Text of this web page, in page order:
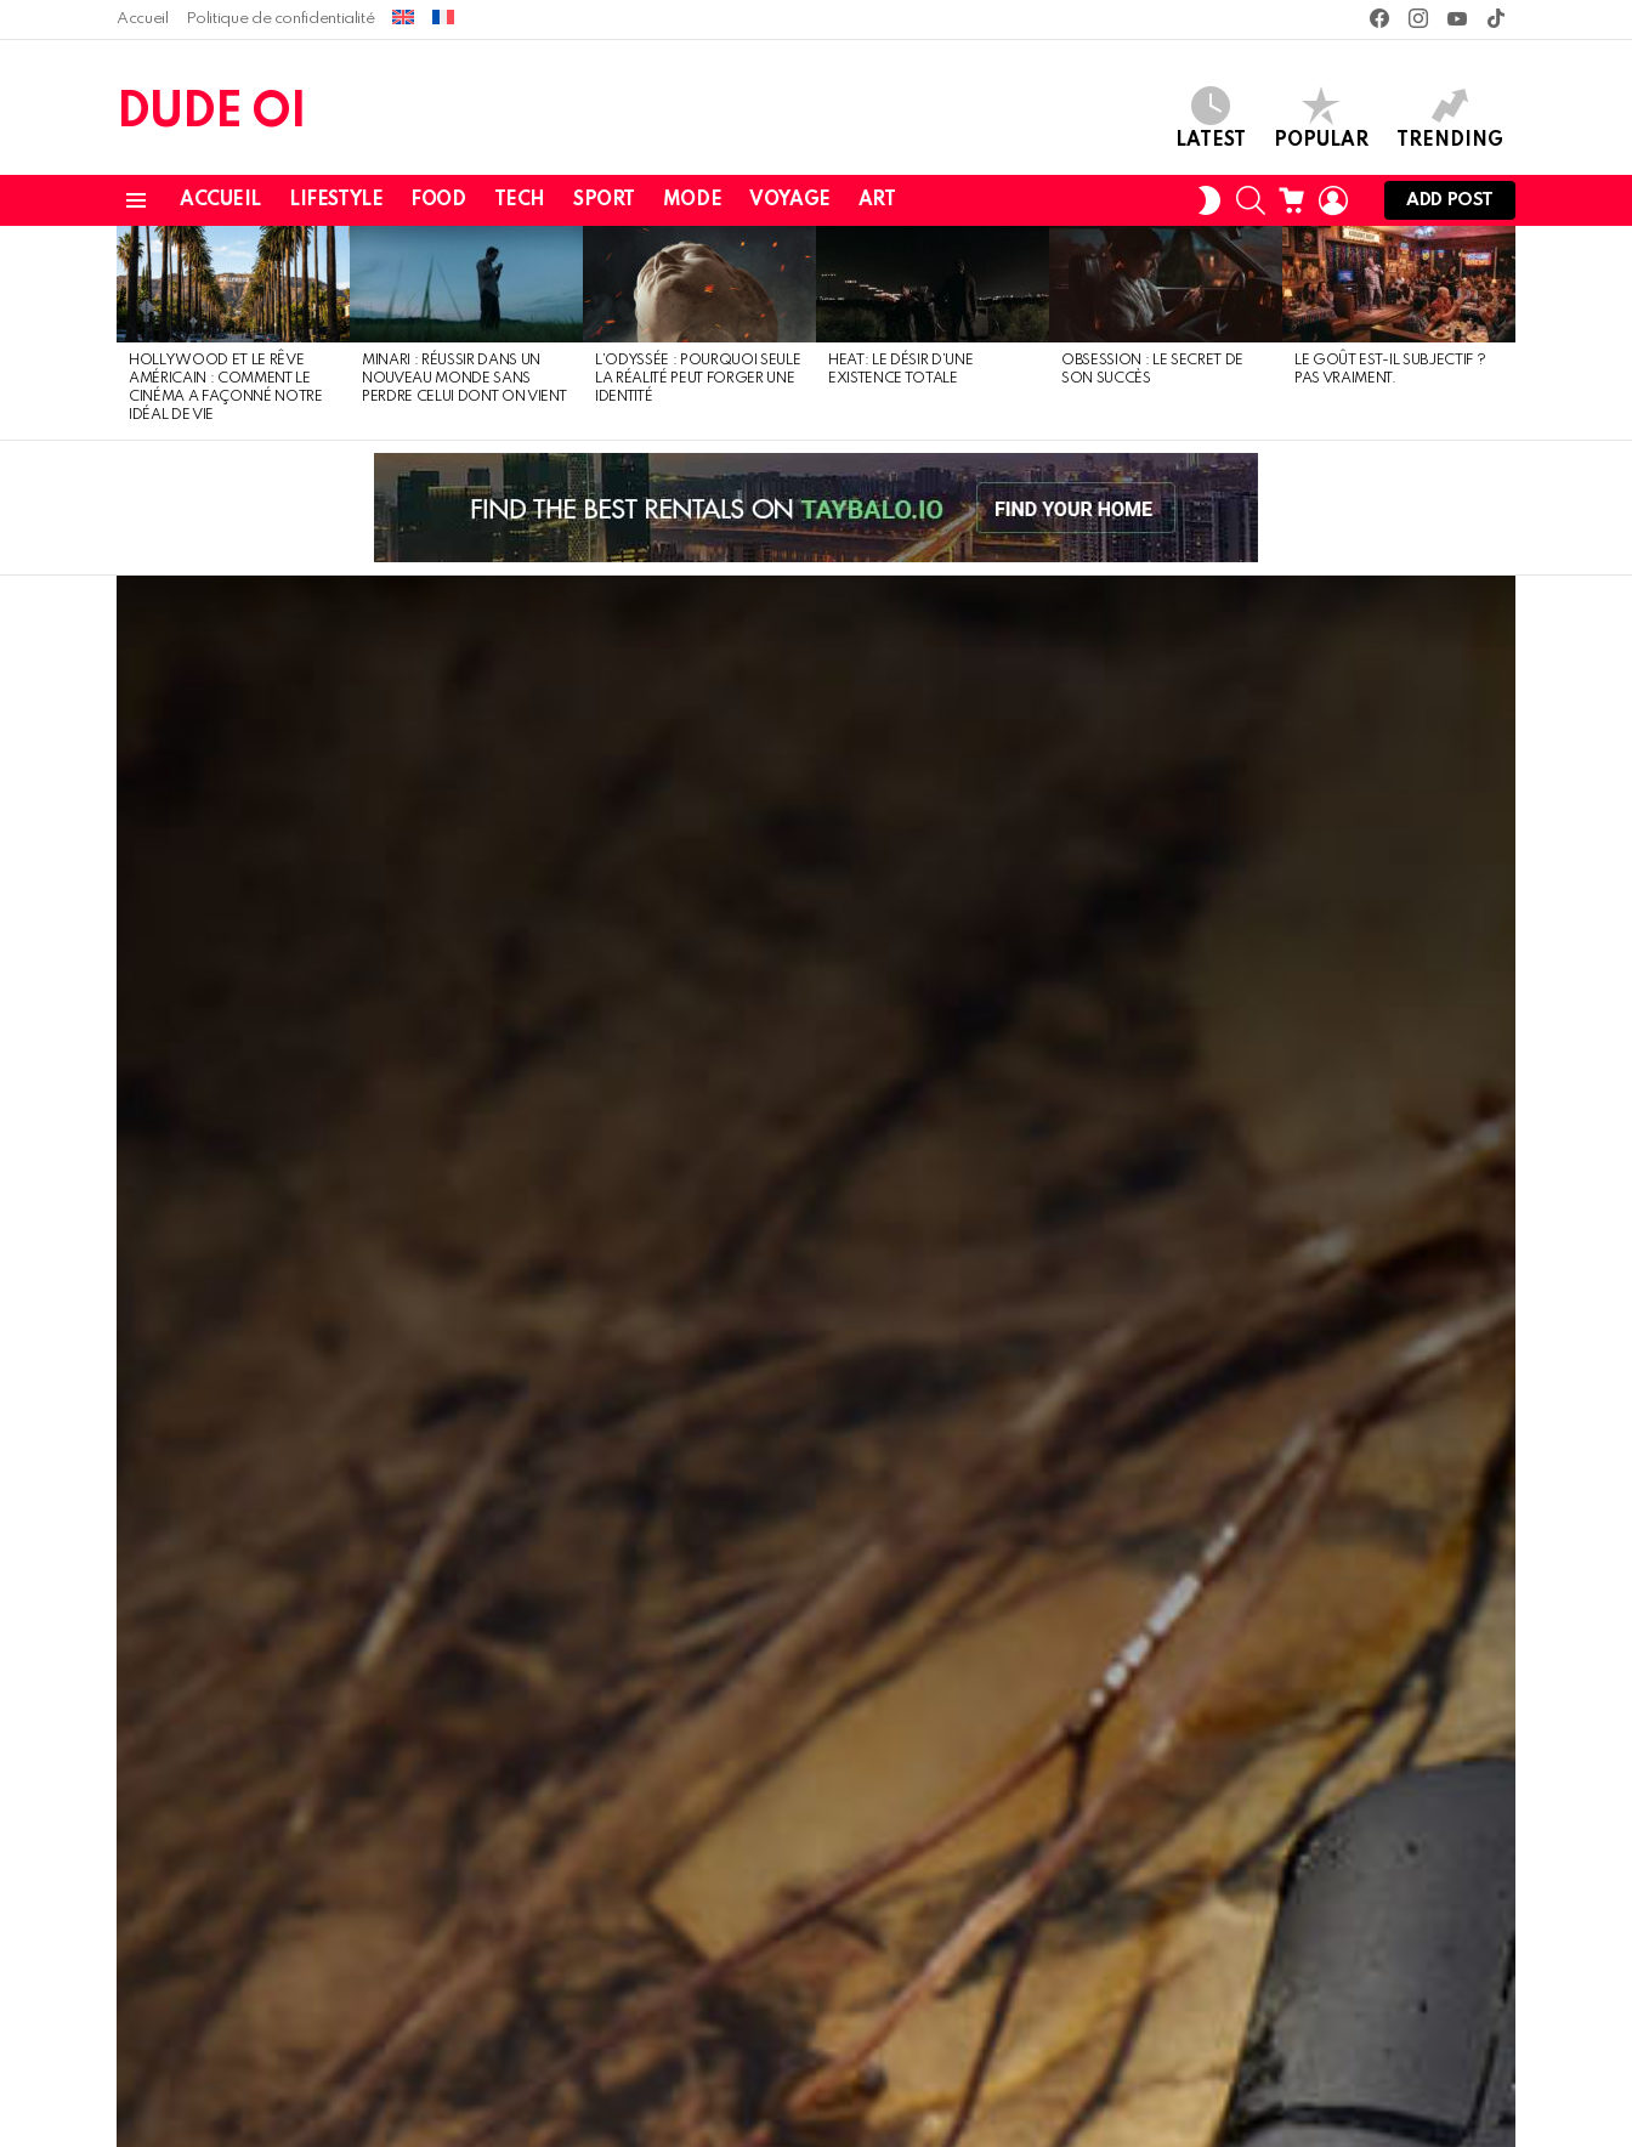
Accueil Politique de confidentialité
facebookinstagramyoutube
DUDE OI
LATEST POPULAR TRENDING
ACCUEIL LIFESTYLE FOOD TECH SPORT MODE VOYAGE ART
SWITCH
SKIN
SEARCHCART LOGIN
ADD POST
LATEST
STORIES
HOLLYWOOD ET LE RÊVE
AMÉRICAIN : COMMENT LE
CINÉMA A FAÇONNÉ NOTRE
IDÉAL DE VIE
MINARI : RÉUSSIR DANS UN
NOUVEAU MONDE SANS
PERDRE CELUI DONT ON VIENT
L’ODYSSÉE : POURQUOI SEULE
LA RÉALITÉ PEUT FORGER UNE
IDENTITÉ
HEAT: LE DÉSIR D’UNE
EXISTENCE TOTALE
OBSESSION : LE SECRET DE
SON SUCCÈS
LE GOÛT EST-IL SUBJECTIF ?
PAS VRAIMENT.